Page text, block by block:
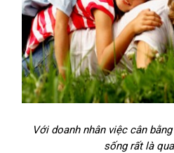
Với doanh nhân việc cân
sống rất là